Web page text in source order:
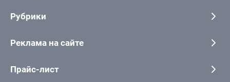
Рубрики
Реклама на сайте
Прайс-лист